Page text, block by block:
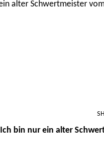
bin nur ein alter